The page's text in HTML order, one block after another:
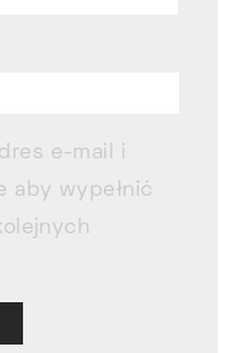
e-mail i
aby wypełnić